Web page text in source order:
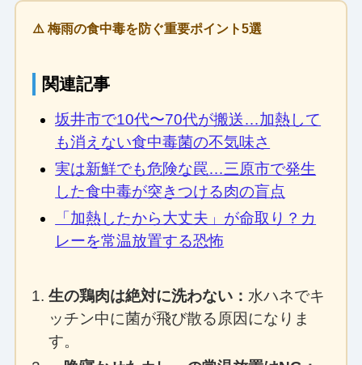
⚠️ 梅雨の食中毒を防ぐ重要ポイント5選
関連記事
坂井市で10代〜70代が搬送…加熱して
も消えない食中毒菌の不気味さ
実は新鮮でも危険な罠…三原市で発生
した食中毒が突きつける肉の盲点
「加熱したから大丈夫」が命取り？カ
レーを常温放置する恐怖
生の鶏肉は絶対に洗わない： 水ハネでキ
ッチン中に菌が飛び散る原因になりま
す。